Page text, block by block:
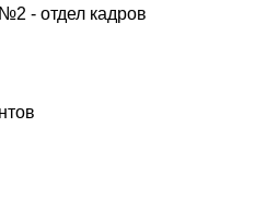
- отдел кадров